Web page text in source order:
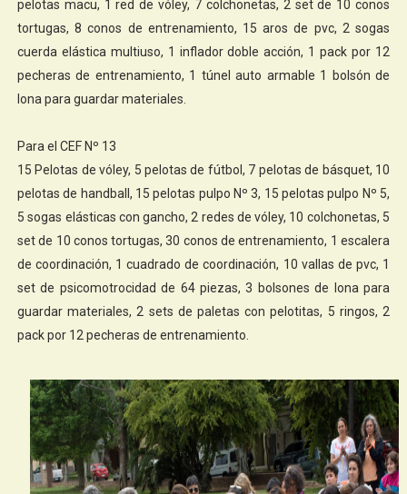
pelotas macu, 1 red de vóley, 7 colchonetas, 2 set de 10 conos
tortugas, 8 conos de entrenamiento, 15 aros de pvc, 2 sogas
cuerda elástica multiuso, 1 inflador doble acción, 1 pack por 12
pecheras de entrenamiento, 1 túnel auto armable 1 bolsón de
lona para guardar materiales.
Para el CEF Nº 13 ​​
​15 Pelotas de vóley, 5 pelotas de fútbol, 7 pelotas de básquet, 10
pelotas de handball, 15 pelotas pulpo Nº 3, 15 pelotas pulpo Nº 5,
5 sogas elásticas con gancho, 2 redes de vóley, 10 colchonetas, 5
set de 10 conos tortugas, 30 conos de entrenamiento, 1 escalera
de coordinación, 1 cuadrado de coordinación, 10 vallas de pvc, 1
set de psicomotrocidad de 64 piezas, 3 bolsones de lona para
guardar materiales, 2 sets de paletas con pelotitas, 5 ringos, 2
pack por 12 pecheras de entrenamiento.